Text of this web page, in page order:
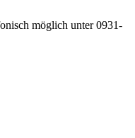
möglich unter 0931-